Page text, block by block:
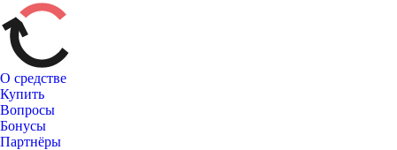
О средстве
Купить
Вопросы
Бонусы
Партнёры